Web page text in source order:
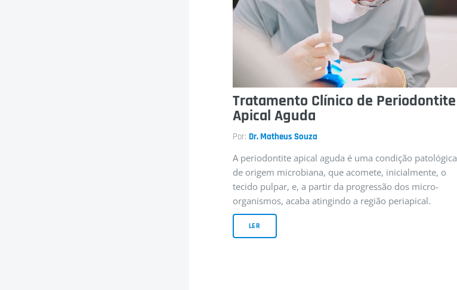
Tratamento Clínico de Periodontite
Apical Aguda
Por: Dr. Matheus Souza
A periodontite apical aguda é uma condição patológica
de origem microbiana, que acomete, inicialmente, o
tecido pulpar, e, a partir da progressão dos micro-
organismos, acaba atingindo a região periapical.
LER